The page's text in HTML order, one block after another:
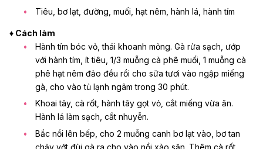
Tiêu, bơ lạt, đường, muối, hạt nêm, hành lá, hành tím
♦ Cách làm
Hành tím bóc vỏ, thái khoanh mỏng. Gà rửa sạch, ướp
với hành tím, ít tiêu, 1/3 muỗng cà phê muối, 1 muỗng cà
phê hạt nêm đảo đều rồi cho sữa tươi vào ngập miếng
gà, cho vào tủ lạnh ngâm trong 30 phút.
Khoai tây, cà rốt, hành tây gọt vỏ, cắt miếng vừa ăn.
Hành lá làm sạch, cắt nhuyễn.
Bắc nồi lên bếp, cho 2 muỗng canh bơ lạt vào, bơ tan
chảy vớt đùi gà ra cho vào nồi xào săn. Thêm cà rốt,